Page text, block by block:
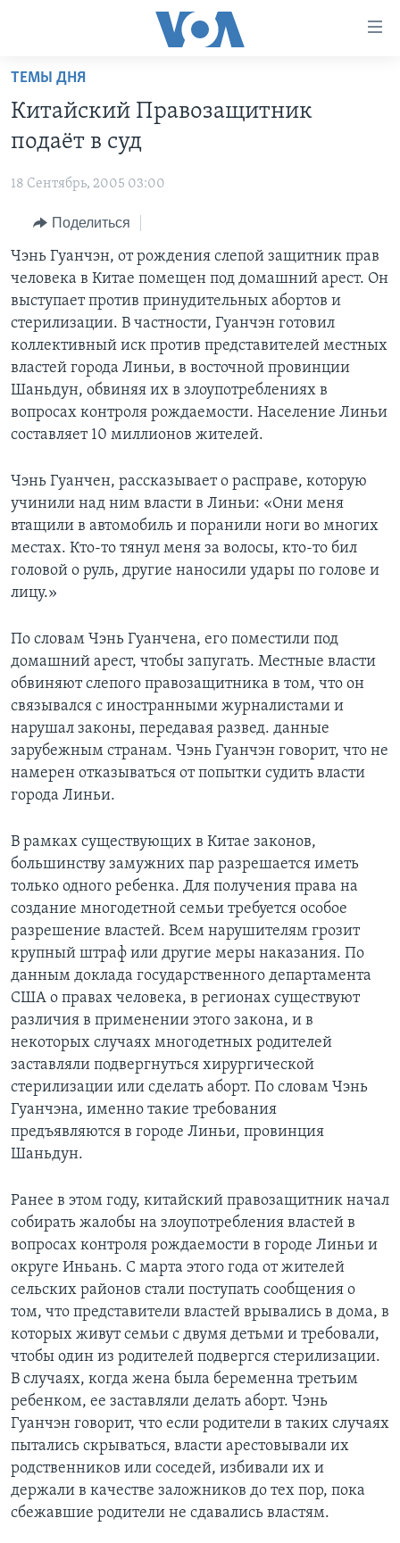
Перейти
основной
контент
навигации
Перейти
поиск
НОВОСТИ ЗА МИНУТУ
ИТОГИ
ПОЧЕМУ ЭТО ВАЖНО?
ДЕТАЛИ
НЬЮ-ЙОРК NEW YORK
АМЕРИКА. БОЛЬШОЕ ПУТЕШЕСТВИЕ
УЧИМ АНГЛИЙСКИЙ
НАША АМЕРИКАНСКАЯ ИСТОРИЯ
А КАК В АМЕРИКЕ?
АМЕРИКАНСКИЕ ГОРОДКИ
ТЕСТЫ
ЭКСПЕРТИЗА
ИНТЕРВЬЮ
ФАКТЫ ПРОТИВ ФЕЙКОВ
ЗА СВОБОДУ ПРЕССЫ
УЧИМ АНГЛИЙСКИЙ
ВИДЕО
ПОДПИСКА НА НОВОСТИ
Learning English
СОЦИАЛЬНЫЕ СЕТИ
Языки
ТЕМЫ ДНЯ
Китайский Правозащитник
подаёт в суд
18 Сентябрь, 2005 03:00
Поделиться
Чэнь Гуанчэн, от рождения слепой защитник прав
человека в Китае помещен под домашний арест. Он
выступает против принудительных абортов и
стерилизации. В частности, Гуанчэн готовил
коллективный иск против представителей местных
властей города Линьи, в восточной провинции
Шаньдун, обвиняя их в злоупотреблениях в
вопросах контроля рождаемости. Население Линьи
составляет 10 миллионов жителей.
Чэнь Гуанчен, рассказывает о расправе, которую
учинили над ним власти в Линьи: «Они меня
втащили в автомобиль и поранили ноги во многих
местах. Кто-то тянул меня за волосы, кто-то бил
головой о руль, другие наносили удары по голове и
лицу.»
По словам Чэнь Гуанчена, его поместили под
домашний арест, чтобы запугать. Местные власти
обвиняют слепого правозащитника в том, что он
связывался с иностранными журналистами и
нарушал законы, передавая развед. данные
зарубежным странам. Чэнь Гуанчэн говорит, что не
намерен отказываться от попытки судить власти
города Линьи.
В рамках существующих в Китае законов,
большинству замужних пар разрешается иметь
только одного ребенка. Для получения права на
создание многодетной семьи требуется особое
разрешение властей. Всем нарушителям грозит
крупный штраф или другие меры наказания. По
данным доклада государственного департамента
США о правах человека, в регионах существуют
различия в применении этого закона, и в
некоторых случаях многодетных родителей
заставляли подвергнуться хирургической
стерилизации или сделать аборт. По словам Чэнь
Гуанчэна, именно такие требования
предъявляются в городе Линьи, провинция
Шаньдун.
Ранее в этом году, китайский правозащитник начал
собирать жалобы на злоупотребления властей в
вопросах контроля рождаемости в городе Линьи и
округе Иньань. С марта этого года от жителей
сельских районов стали поступать сообщения о
том, что представители властей врывались в дома, в
которых живут семьи с двумя детьми и требовали,
чтобы один из родителей подвергся стерилизации.
В случаях, когда жена была беременна третьим
ребенком, ее заставляли делать аборт. Чэнь
Гуанчэн говорит, что если родители в таких случаях
пытались скрываться, власти арестовывали их
родственников или соседей, избивали их и
держали в качестве заложников до тех пор, пока
сбежавшие родители не сдавались властям.